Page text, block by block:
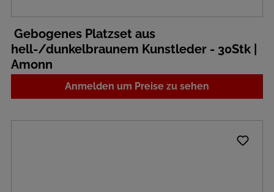
Gebogenes Platzset aus
hell-/dunkelbraunem Kunstleder - 30Stk |
Amonn
Anmelden um Preise zu sehen